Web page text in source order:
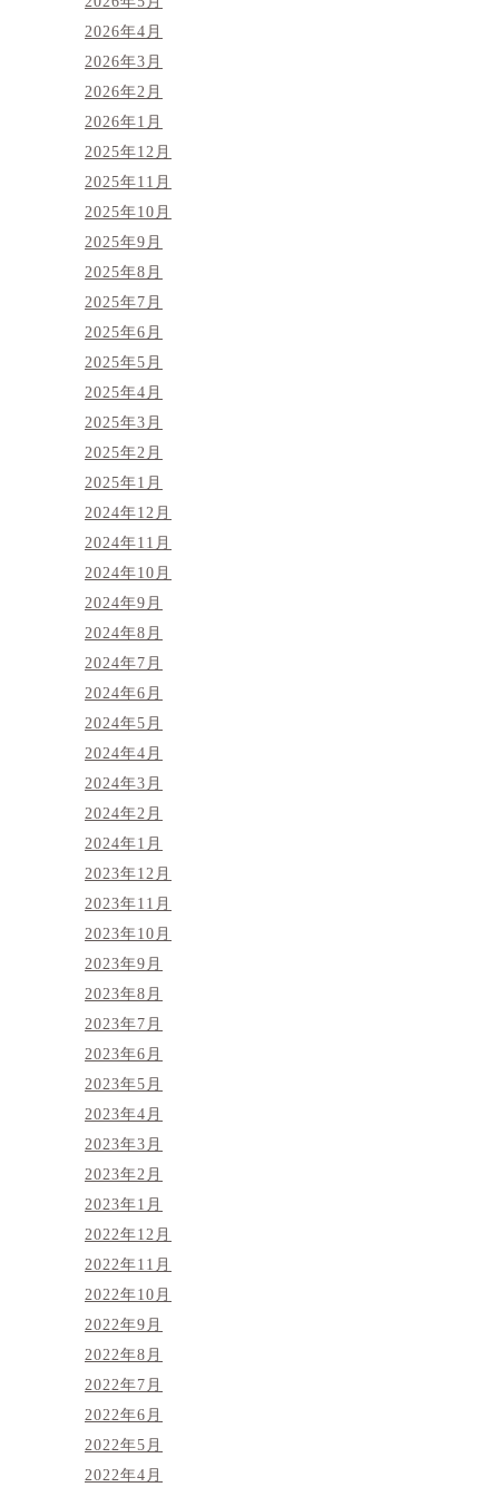
2026年4月
2026年3月
2026年2月
2026年1月
2025年12月
2025年11月
2025年10月
2025年9月
2025年8月
2025年7月
2025年6月
2025年5月
2025年4月
2025年3月
2025年2月
2025年1月
2024年12月
2024年11月
2024年10月
2024年9月
2024年8月
2024年7月
2024年6月
2024年5月
2024年4月
2024年3月
2024年2月
2024年1月
2023年12月
2023年11月
2023年10月
2023年9月
2023年8月
2023年7月
2023年6月
2023年5月
2023年4月
2023年3月
2023年2月
2023年1月
2022年12月
2022年11月
2022年10月
2022年9月
2022年8月
2022年7月
2022年6月
2022年5月
2022年4月